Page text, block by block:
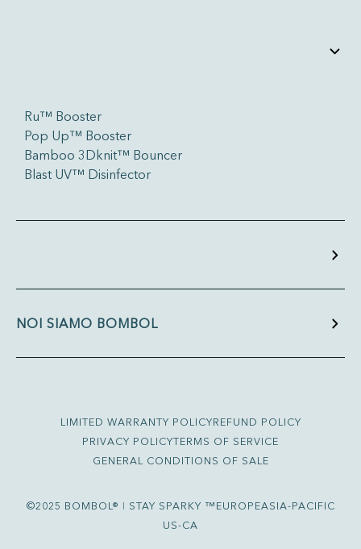
Ru™ Booster
Pop Up™ Booster
Bamboo 3Dknit™ Bouncer
Blast UV™ Disinfector
NOI SIAMO BOMBOL
LIMITED WARRANTY POLICYREFUND POLICY
PRIVACY POLICYTERMS OF SERVICE
GENERAL CONDITIONS OF SALE
©2025 BOMBOL® ǀ STAY SPARKY ™ EUROPEASIA-PACIFIC
US-CA